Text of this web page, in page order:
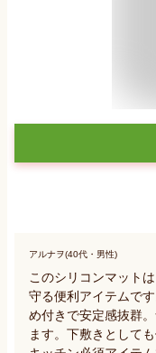
アルナヲ(40代・男性)
このシリコンマット
守る便利アイテムで
め付きで安定感抜群
ます。下敷きとして